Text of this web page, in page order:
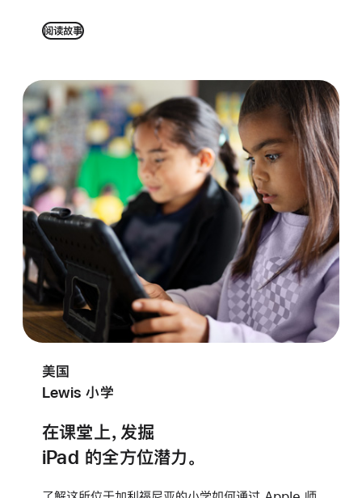
阅读故事
美国
Lewis 小学
在课堂上，发掘
iPad 的全方位潜力。